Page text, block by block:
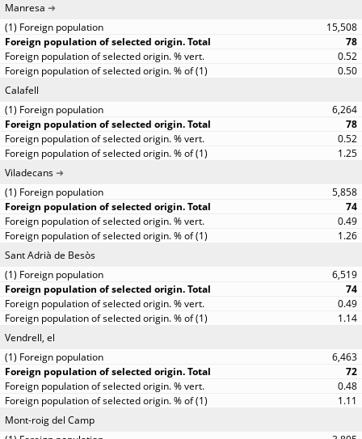
Manresa
15,508
78
0.52
0.50
Calafell
6,264
78
0.52
1.25
Viladecans
5,858
74
0.49
1.26
Sant Adrià de Besòs
6,519
74
0.49
1.14
Vendrell, el
6,463
72
0.48
1.11
Mont-roig del Camp